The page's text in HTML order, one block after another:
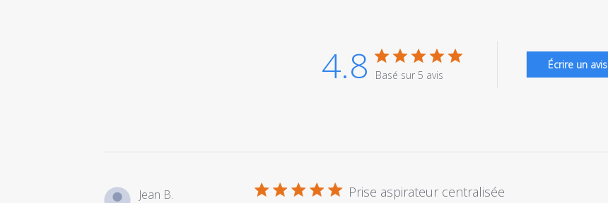
4.8 Basé sur 5 avis
Écrire un avis
Jean B. Prise aspirateur centralisée